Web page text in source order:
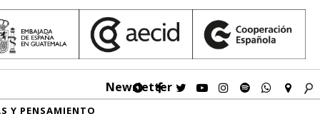
Newsletter
Y PENSAMIENTO